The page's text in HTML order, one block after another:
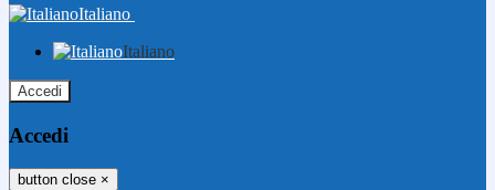
Italiano
Italiano
Accedi
Accedi
button close ×